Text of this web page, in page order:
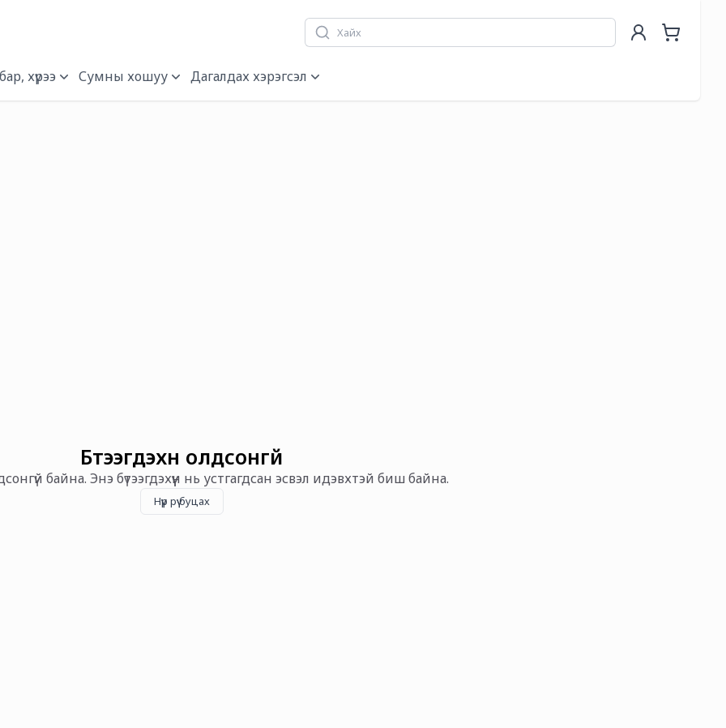
хүрээ Сумны хошуу Дагалдах хэрэгсэл
Бүтээгдэхүүн олдсонгүй
байна. Энэ бүтээгдэхүүн нь устгагдсан эсвэл идэвхтэй биш байна.
Нүүр рүү буцах